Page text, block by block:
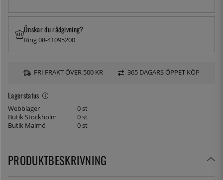
Lagerstatus
Webblager
0 st
Butik Stockholm
0 st
Butik Malmö
0 st
Önskar du rådgivning?
Ring 08-41095200
FRI FRAKT ÖVER 500 KR 365 DAGARS ÖPPET KÖP
PRODUKTBESKRIVNING